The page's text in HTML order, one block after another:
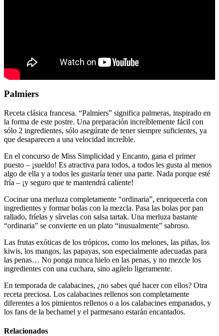
Palmiers
Receta clásica francesa. “Palmiers” significa palmeras, inspirado en
la forma de este postre. Una preparación increíblemente fácil con
sólo 2 ingredientes, sólo asegúrate de tener siempre suficientes, ya
que desaparecen a una velocidad increíble.
En el concurso de Miss Simplicidad y Encanto, gana el primer
puesto – ¡sueldo! Es atractiva para todos, a todos les gusta al menos
algo de ella y a todos les gustaría tener una parte. Nada porque esté
fría – ¡y seguro que te mantendrá caliente!
Cocinar una merluza completamente “ordinaria”, enriquecerla con
ingredientes y formar bolas con la mezcla. Pasa las bolas por pan
rallado, fríelas y sírvelas con salsa tartak. Una merluza bastante
“ordinaria” se convierte en un plato “inusualmente” sabroso.
Las frutas exóticas de los trópicos, como los melones, las piñas, los
kiwis, los mangos, las papayas, son especialmente adecuadas para
las penas… No ponga nunca hielo en las penas, y no mezcle los
ingredientes con una cuchara, sino agítelo ligeramente.
En temporada de calabacines, ¿no sabes qué hacer con ellos? Otra
receta preciosa. Los calabacines rellenos son completamente
diferentes a los pimientos rellenos o a los calabacines empanados, y
los fans de la bechamel y el parmesano estarán encantados.
Relacionados